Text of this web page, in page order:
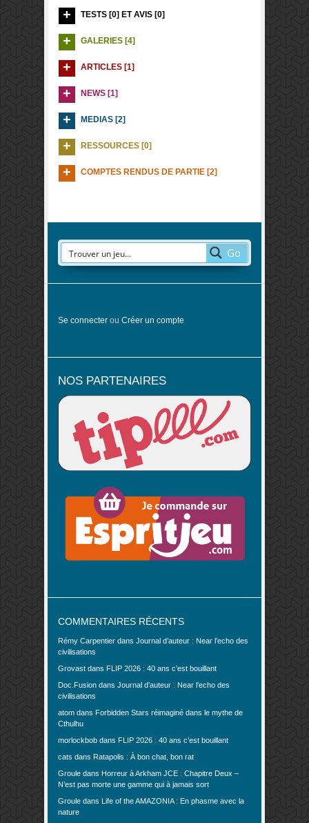
TESTS [0] ET AVIS [0]
GALERIES [4]
ARTICLES [1]
NEWS [1]
MEDIAS [2]
RESSOURCES [0]
COMPTES RENDUS DE PARTIE [2]
Go
Se connecter ou Créer un compte
NOS PARTENAIRES
COMMENTAIRES RÉCENTS
Rémy Carpentier dans Journal d’auteur : Near l’echo des
civilisations
Grovast dans FLIP 2026 : 40 ans c’est bouillant
Doc.Fusion dans Journal d’auteur : Near l’echo des
civilisations
atom dans Forbidden Stars réimaginé dans le mythe de
Cthulhu
morlockbob dans FLIP 2026 : 40 ans c’est bouillant
cats dans Ratapolis : À bon chat, bon rat
Groule dans Horreur à Arkham JCE : Chapitre Deux –
N’est pas morte une gamme qui à jamais sort
Groule dans Life of the AMAZONIA : En phasme avec la
nature